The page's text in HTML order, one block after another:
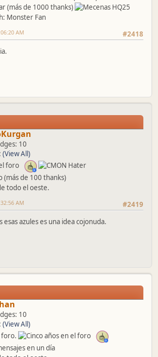
#2418
AM
10
(View All)
#2419
AM
esas azules es una idea cojonuda.
10
(View All)